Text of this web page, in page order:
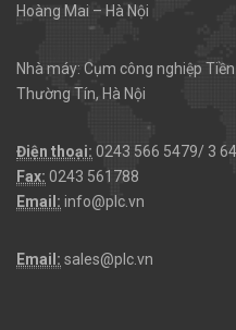
Hoàng Mai – Hà Nội
Nhà máy: Cụm công nghiệp
Thường Tín, Hà Nội
Điện thoại: 0243 566 5479/ 3
Fax: 0243 561788
Email: info@plc.vn
Email: sales@plc.vn